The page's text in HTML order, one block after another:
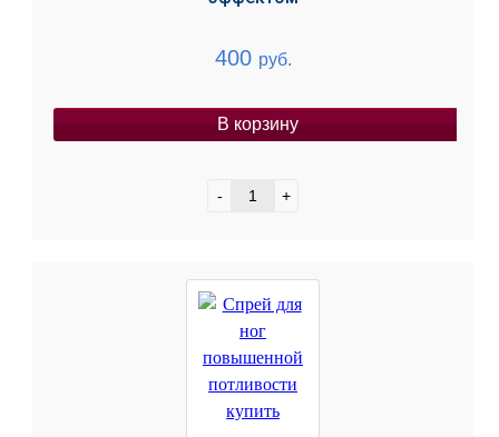
400 руб.
В корзину
- +